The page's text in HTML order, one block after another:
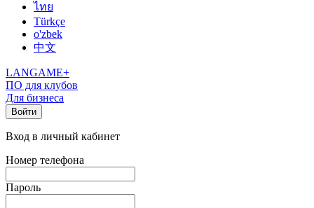
ไทย
Türkçe
o'zbek
中文
LANGAME+
ПО для клубов
Для бизнеса
Войти
Вход в личный кабинет
Номер телефона
Пароль